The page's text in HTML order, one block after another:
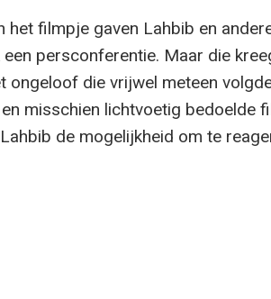
het filmpje gaven Lahbib en
persconferentie. Maar die
ongeloof die vrijwel meteen
misschien lichtvoetig bedoelde
de mogelijkheid om te